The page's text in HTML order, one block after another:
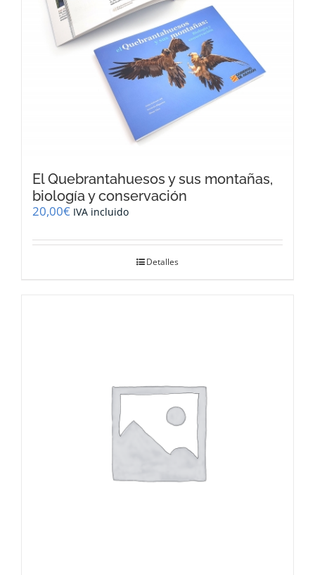
El Quebrantahuesos y sus montañas,
biología y conservación
20,00€ IVA incluido
Detalles